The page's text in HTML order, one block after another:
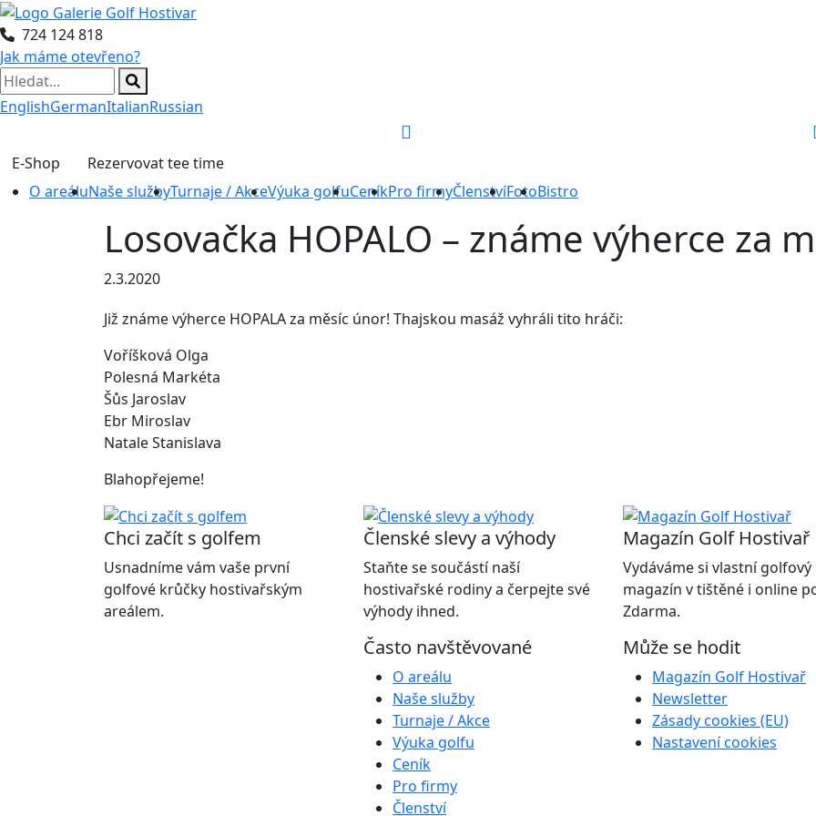
724 124 818
Jak máme otevřeno?
EnglishGermanItalianRussian
E-Shop
Rezervovat tee time
O areáluNaše službyTurnaje / AkceVýuka golfuCeníkPro firmyČlenstvíFotoBistro
Losovačka HOPALO – známe výherce za
2.3.2020
Již známe výherce HOPALA za měsíc únor! Thajskou masáž vyhráli tito hráči:
Voříšková Olga
Polesná Markéta
Šůs Jaroslav
Ebr Miroslav
Natale Stanislava
Blahopřejeme!
Chci začít s golfem
Usnadníme vám vaše první
golfové krůčky hostivařským
areálem.
Členské slevy a výhody
Staňte se součástí naší
hostivařské rodiny a čerpejte své
výhody ihned.
Magazín Golf Hostivař
Vydáváme si vlastní golfový
magazín v tištěné i online
Zdarma.
Často navštěvované
O areálu
Naše služby
Turnaje / Akce
Výuka golfu
Ceník
Pro firmy
Členství
Může se hodit
Magazín Golf Hostivař
Newsletter
Zásady cookies (EU)
Nastavení cookies